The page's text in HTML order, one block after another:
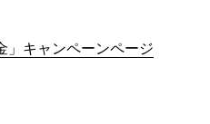
」キャンペーンページ